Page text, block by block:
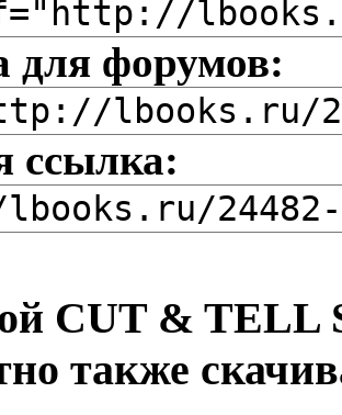
для форумов:
ссылка:
CUT & TELL
также